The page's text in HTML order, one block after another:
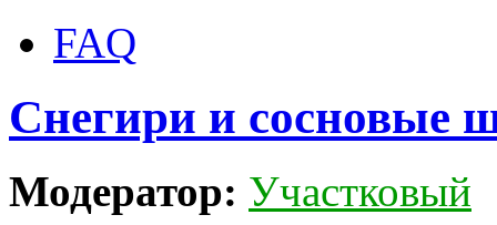
FAQ
Снегири и сосновые
Модератор: Участковый